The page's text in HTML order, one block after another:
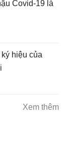
Covid-19 là
hiệu của
Xem thêm